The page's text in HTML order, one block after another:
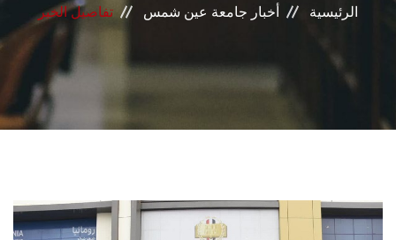
المراكز والوحدات
الأنظمة الذكية
الإعلام
الطلاب
الرئيسية أخبار جامعة عين شمس تفاصيل الخبر